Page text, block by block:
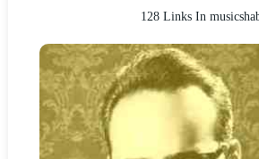
128 Links In